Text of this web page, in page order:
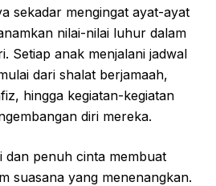
sekadar mengingat ayat-ayat
nilai-nilai luhur dalam
Setiap anak menjalani jadwal
dari shalat berjamaah,
hingga kegiatan-kegiatan
diri mereka.
dan penuh cinta membuat
suasana yang menenangkan.